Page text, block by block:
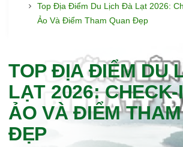
Top Địa Điểm Du Lịch Đà Lạt 2026:
Ảo Và Điểm Tham Quan Đẹp
TOP ĐỊA ĐIỂM DU
LẠT 2026: CHECK-
ẢO VÀ ĐIỂM
ĐẸP